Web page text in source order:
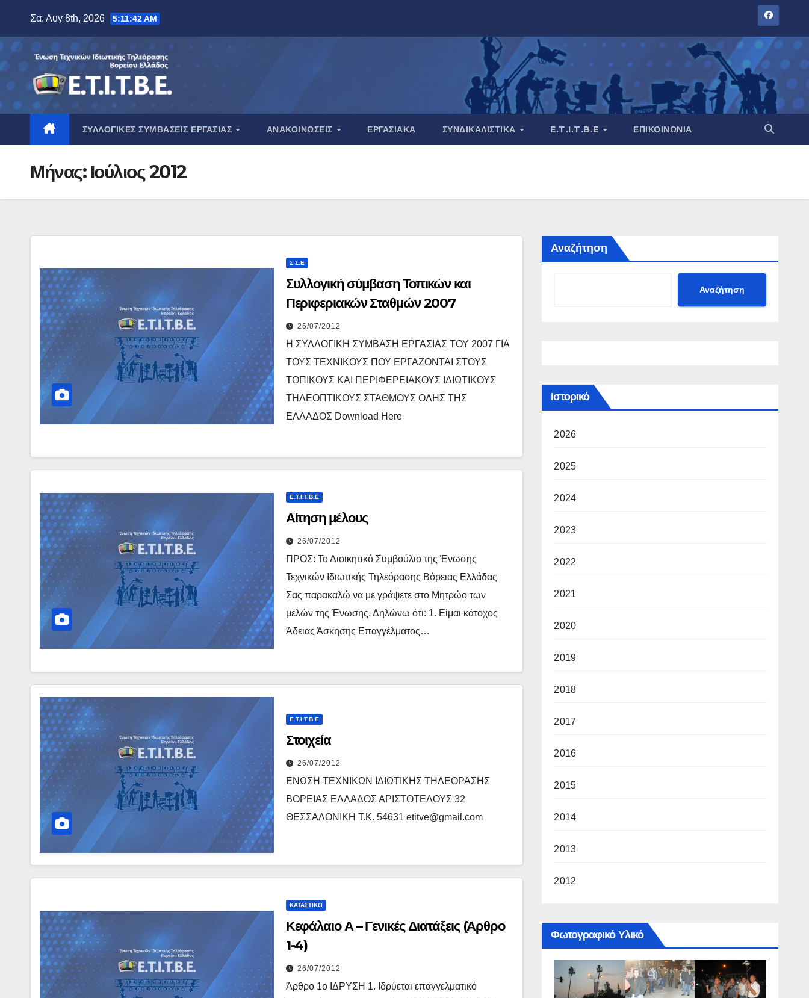
περιεχόμενο
Σα. Αυγ 8th, 2026 5:11:44 AM
ΣΥΛΛΟΓΙΚΈΣ ΣΥΜΒΆΣΕΙΣ ΕΡΓΑΣΊΑΣ ΑΝΑΚΟΙΝΏΣΕΙΣ ΕΡΓΑΣΙΑΚΆ ΣΥΝΔΙΚΑΛΙΣΤΙΚΆ E.T.I.T.B.E ΕΠΙΚΟΙΝΩΝΊΑ
Μήνας: Ιούλιος 2012
Σ.Σ.Ε
Συλλογική σύμβαση Τοπικών και
Περιφεριακών Σταθμών 2007
26/07/2012
Η ΣΥΛΛΟΓΙΚΗ ΣΥΜΒΑΣΗ ΕΡΓΑΣΙΑΣ ΤΟΥ 2007 ΓΙΑ
ΤΟΥΣ ΤΕΧΝΙΚΟΥΣ ΠΟΥ ΕΡΓΑΖΟΝΤΑΙ ΣΤΟΥΣ
ΤΟΠΙΚΟΥΣ ΚΑΙ ΠΕΡΙΦΕΡΕΙΑΚΟΥΣ ΙΔΙΩΤΙΚΟΥΣ
ΤΗΛΕΟΠΤΙΚΟΥΣ ΣΤΑΘΜΟΥΣ ΟΛΗΣ ΤΗΣ
ΕΛΛΑΔΟΣ Download Here
E.T.I.T.B.E
Αίτηση μέλους
26/07/2012
ΠΡΟΣ: Το Διοικητικό Συμβούλιο της Ένωσης
Τεχνικών Ιδιωτικής Τηλεόρασης Βόρειας Ελλάδας
Σας παρακαλώ να με γράψετε στο Μητρώο των
μελών της Ένωσης. Δηλώνω ότι: 1. Είμαι κάτοχος
Άδειας Άσκησης Επαγγέλματος…
E.T.I.T.B.E
Στοιχεία
26/07/2012
ΕΝΩΣΗ ΤΕΧΝΙΚΩΝ ΙΔΙΩΤΙΚΗΣ ΤΗΛΕΟΡΑΣΗΣ
ΒΟΡΕΙΑΣ ΕΛΛΑΔΟΣ ΑΡΙΣΤΟΤΕΛΟΥΣ 32
ΘΕΣΣΑΛΟΝΙΚΗ Τ.Κ. 54631 etitve@gmail.com
ΚΑΤΑΣΤΙΚΌ
Κεφάλαιο Α – Γενικές Διατάξεις (Άρθρο
1-4)
26/07/2012
Άρθρο 1ο ΙΔΡΥΣΗ 1. Ιδρύεται επαγγελματικό
Αναζήτηση
Αναζήτηση
Ιστορικό
2026
2025
2024
2023
2022
2021
2020
2019
2018
2017
2016
2015
2014
2013
2012
Φωτογραφικό Υλικό